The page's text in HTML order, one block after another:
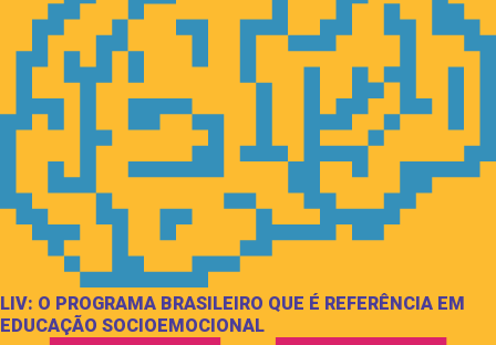
LIV: O PROGRAMA BRASILEIRO QUE É REFERÊNCIA EM
EDUCAÇÃO SOCIOEMOCIONAL